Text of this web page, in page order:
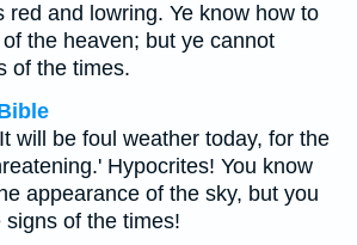
red and lowring. Ye know how to
the heaven; but ye cannot
of the times.
will be foul weather today, for the
Hypocrites! You know
appearance of the sky, but you
of the times!